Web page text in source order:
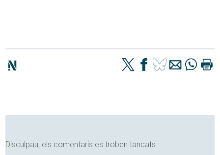
Disculpau, els comentaris es troben tancats